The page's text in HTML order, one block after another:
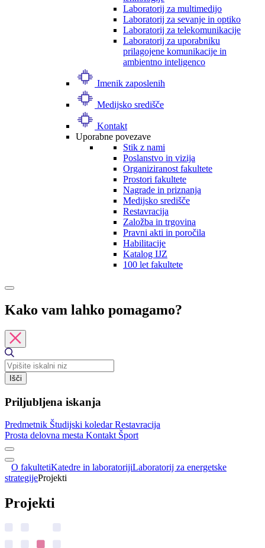
Laboratorij za multimedijo
Laboratorij za sevanje in optiko
Laboratorij za telekomunikacije
Laboratorij za uporabniku
prilagojene komunikacije in
ambientno inteligenco
Imenik zaposlenih
Medijsko središče
Kontakt
Uporabne povezave
Stik z nami
Poslanstvo in vizija
Organiziranost fakultete
Prostori fakultete
Nagrade in priznanja
Medijsko središče
Restavracija
Založba in trgovina
Pravni akti in poročila
Habilitacije
Katalog IJZ
100 let fakultete
Kako vam lahko pomagamo?
Išči
Priljubljena iskanja
Predmetnik Študijski koledarRestavracija
Prosta delovna mesta Kontakt Šport
O fakultetiKatedre in laboratorijiLaboratorij za energetske
strategijeProjekti
Projekti